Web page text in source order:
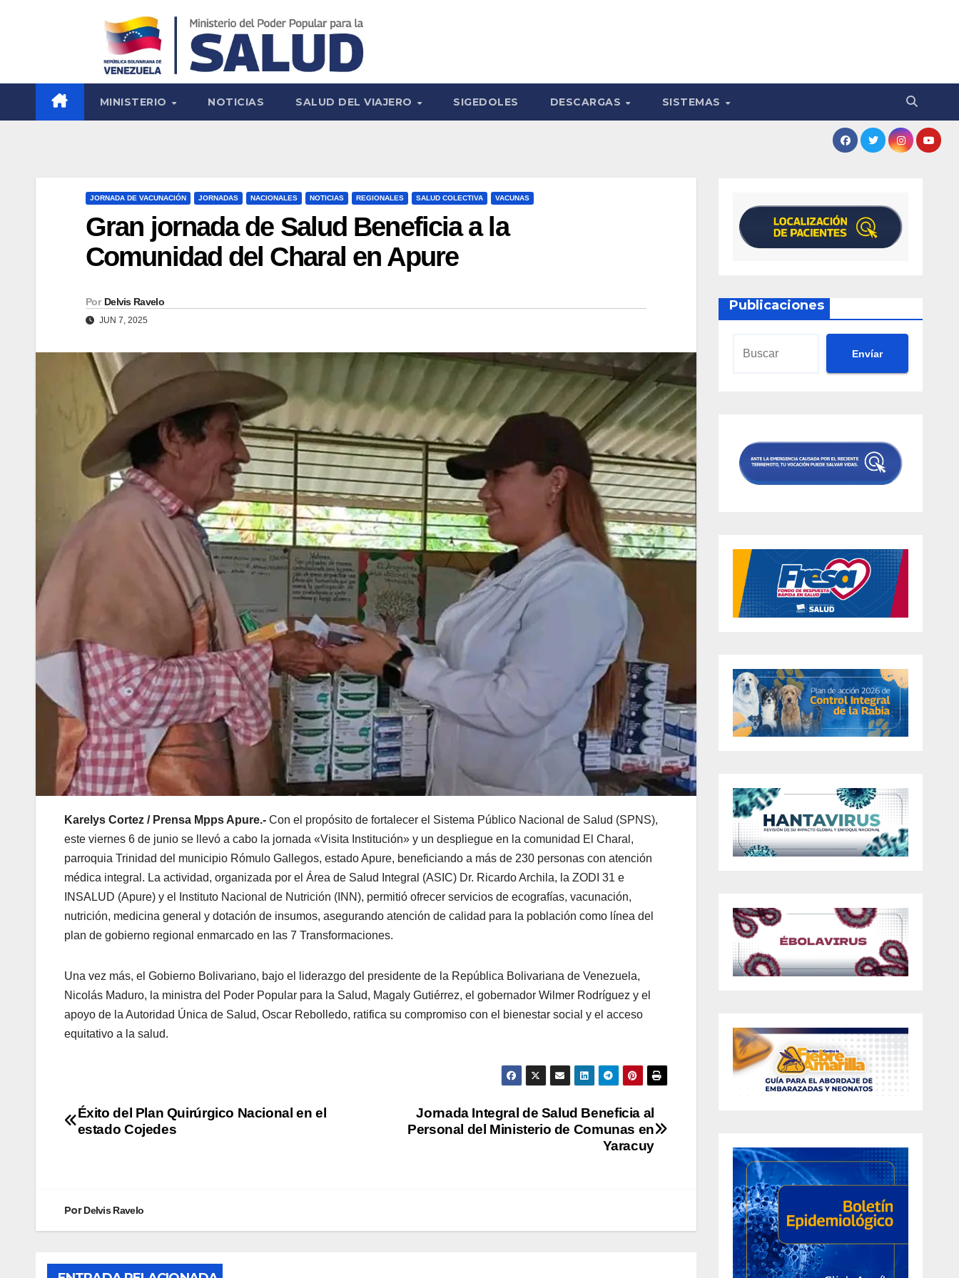
MINISTERIO NOTICIAS SALUD DEL VIAJERO SIGEDOLES DESCARGAS SISTEMAS
JORNADA DE VACUNACIÓN JORNADAS NACIONALES NOTICIAS REGIONALES SALUD COLECTIVA VACUNAS
Gran jornada de Salud Beneficia a la
Comunidad del Charal en Apure
Por Delvis Ravelo
JUN 7, 2025
Karelys Cortez / Prensa Mpps Apure.- Con el propósito de fortalecer el Sistema Público Nacional de Salud (SPNS),
este viernes 6 de junio se llevó a cabo la jornada «Visita Institución» y un despliegue en la comunidad El Charal,
parroquia Trinidad del municipio Rómulo Gallegos, estado Apure, beneficiando a más de 230 personas con atención
médica integral. La actividad, organizada por el Área de Salud Integral (ASIC) Dr. Ricardo Archila, la ZODI 31 e
INSALUD (Apure) y el Instituto Nacional de Nutrición (INN), permitió ofrecer servicios de ecografías, vacunación,
nutrición, medicina general y dotación de insumos, asegurando atención de calidad para la población como línea del
plan de gobierno regional enmarcado en las 7 Transformaciones.
Una vez más, el Gobierno Bolivariano, bajo el liderazgo del presidente de la República Bolivariana de Venezuela,
Nicolás Maduro, la ministra del Poder Popular para la Salud, Magaly Gutiérrez, el gobernador Wilmer Rodríguez y el
apoyo de la Autoridad Única de Salud, Oscar Rebolledo, ratifica su compromiso con el bienestar social y el acceso
equitativo a la salud.
Jornada Integral de Salud Beneficia al
Personal del Ministerio de Comunas en
Yaracuy
Éxito del Plan Quirúrgico Nacional en el
estado Cojedes
PorDelvis Ravelo
Publicaciones
Envíar